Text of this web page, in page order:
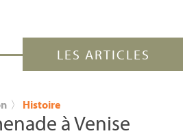
LES ARTICLES
〉 Histoire
à Venise